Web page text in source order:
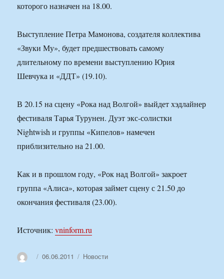
которого назначен на 18.00.
Выступление Петра Мамонова, создателя коллектива
«Звуки Му», будет предшествовать самому
длительному по времени выступлению Юрия
Шевчука и «ДДТ» (19.10).
В 20.15 на сцену «Рока над Волгой» выйдет хэдлайнер
фестиваля Тарья Турунен. Дуэт экс-солистки
Nightwish и группы «Кипелов» намечен
приблизительно на 21.00.
Как и в прошлом году, «Рок над Волгой» закроет
группа «Алиса», которая займет сцену с 21.50 до
окончания фестиваля (23.00).
Источник:vninform.ru
АвторОпубликовано
06.06.2011 Рубрики
Новости